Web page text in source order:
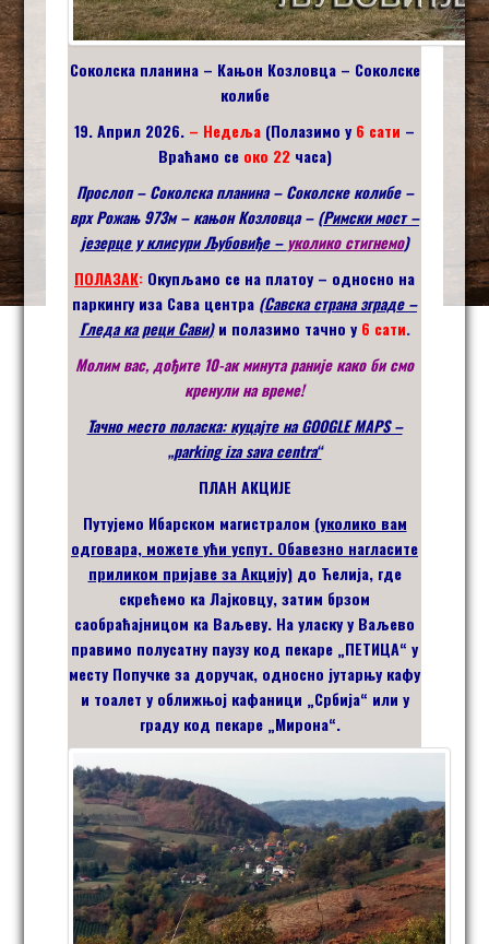
Соколска планина – Кањон Козловца – Соколске
колибе
19. Април 2026. – Недеља (Полазимо у 6 сати –
Враћамо се око 22часа)
Прослоп – Соколска планина – Соколске колибе –
врх Рожањ 973м – кањон Козловца – (Римски мост –
језерце у клисури Љубовиђе – уколико стигнемо)
ПОЛАЗАК: Окупљамо се на платоу – односно на
паркингу иза Сава центра (Савска страназграде –
Гледа ка реци Сави)и полазимо тачно у 6 сати.
Молим вас, дођите 10-ак минута раније како би смо
кренули на време!
Тачно место поласка: куцајте на GOOGLE MAPS –
„parking iza sava centra“
ПЛАН АКЦИЈЕ
Путујемо Ибарском магистралом (уколико вам
одговара, можете ући успут. Обавезно нагласите
приликом пријаве за Акцију)до Ћелија, где
скрећемо ка Лајковцу, затим брзом
саобраћајницом ка Ваљеву. На уласку у Ваљево
правимо полусатну паузу код пекаре „ПЕТИЦА“ у
месту Попучке за доручак, односно јутарњу кафу
и тоалет у оближњој кафаници „Србија“ или у
граду код пекаре „Мирона“.